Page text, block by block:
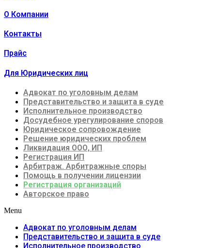
О Компании
Контакты
Прайс
Для Юридических лиц
Адвокат по уголовным делам
Представительство и защита в суде
Исполнительное производство
Досудебное урегулирование споров
Юридическое сопровождение
Решение юридических проблем
Ликвидация ООО, ИП
Регистрация ИП
Арбитраж. Арбитражные споры
Помощь в получении лицензии
Регистрация организаций
Авторское право
Menu
Адвокат по уголовным делам
Представительство и защита в суде
Исполнительное производство